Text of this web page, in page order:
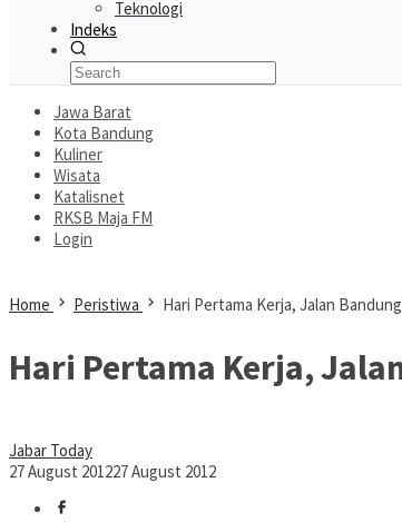
Teknologi
Indeks
Jawa Barat
Kota Bandung
Kuliner
Wisata
Katalisnet
RKSB Maja FM
Login
Home Peristiwa Hari Pertama Kerja, Jalan
Hari Pertama Kerja,
Jabar Today
27 August 201227 August 2012